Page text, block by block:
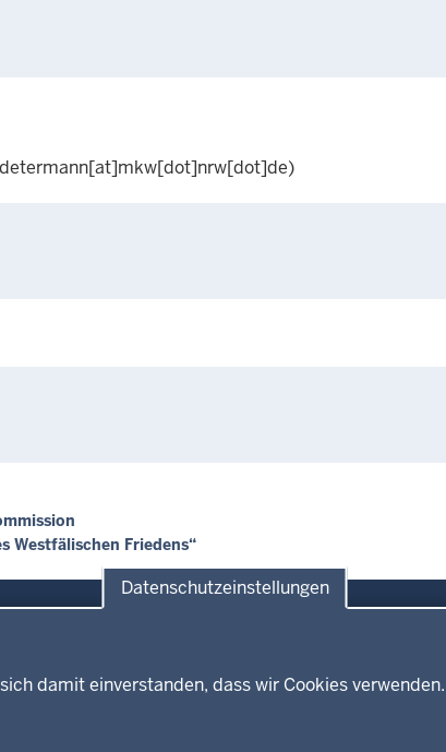
Datenschutzeinstellungen
damit einverstanden, dass wir Cookies
Westfälischen Friedens“